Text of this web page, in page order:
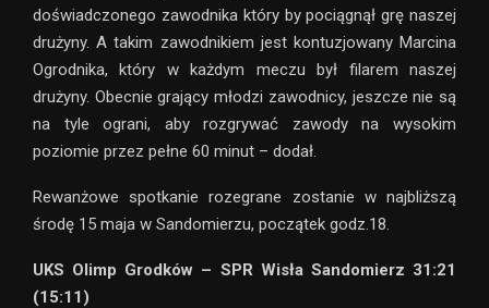
doświadczonego zawodnika który by pociągnął grę naszej
drużyny. A takim zawodnikiem jest kontuzjowany Marcina
Ogrodnika, który w każdym meczu był filarem naszej
drużyny. Obecnie grający młodzi zawodnicy, jeszcze nie są
na tyle ograni, aby rozgrywać zawody na wysokim
poziomie przez pełne 60 minut – dodał.
Rewanżowe spotkanie rozegrane zostanie w najbliższą
środę 15 maja w Sandomierzu, początek godz.18.
UKS Olimp Grodków – SPR Wisła Sandomierz 31:21
(15:11)